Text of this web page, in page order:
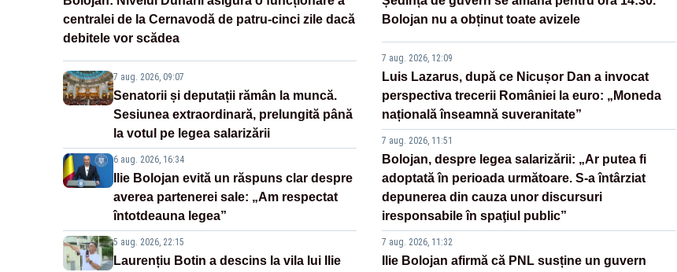
centralei de la Cernavodă de patru-cinci zile dacă
debitele vor scădea
7 aug. 2026, 09:07
Senatorii și deputații rămân la muncă.
Sesiunea extraordinară, prelungită până
la votul pe legea salarizării
6 aug. 2026, 16:34
Ilie Bolojan evită un răspuns clar despre
averea partenerei sale: „Am respectat
întotdeauna legea”
5 aug. 2026, 22:15
Laurențiu Botin a descins la vila lui Ilie
Bolojan nu a obținut toate avizele
7 aug. 2026, 12:09
Luis Lazarus, după ce Nicușor Dan a invocat
perspectiva trecerii României la euro: „Moneda
națională înseamnă suveranitate”
7 aug. 2026, 11:51
Bolojan, despre legea salarizării: „Ar putea fi
adoptată în perioada următoare. S-a întârziat
depunerea din cauza unor discursuri
iresponsabile în spaţiul public”
7 aug. 2026, 11:32
Ilie Bolojan afirmă că PNL susține un guvern